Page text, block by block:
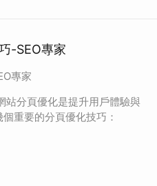
-SEO專家
專家
站分頁優化是提升用戶體驗與
重要的分頁優化技巧：